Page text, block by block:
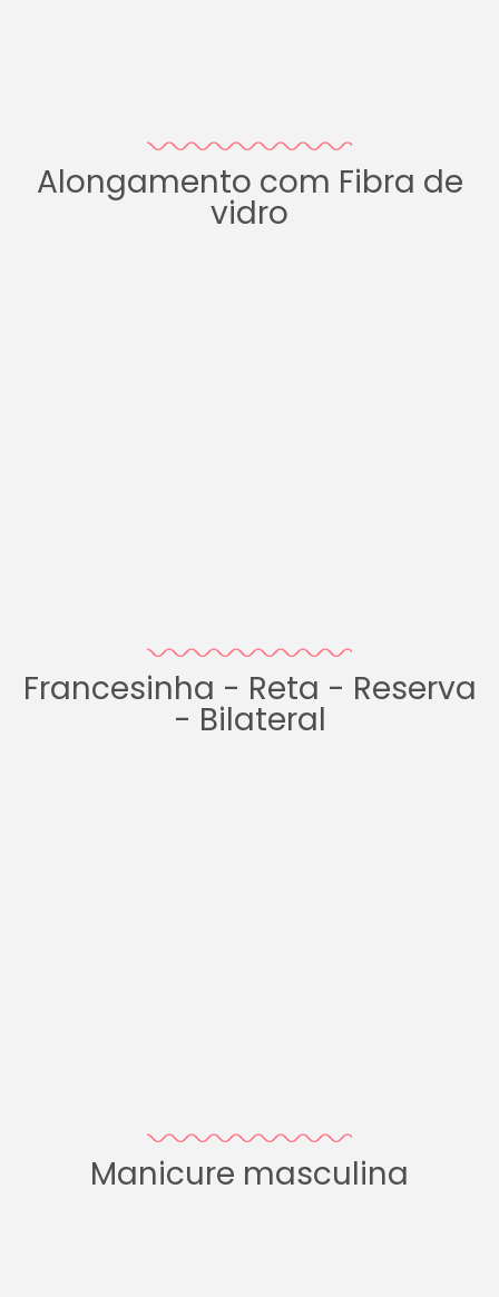
Alongamento com Fibra de
vidro
Francesinha - Reta - Reserva
- Bilateral
Manicure masculina